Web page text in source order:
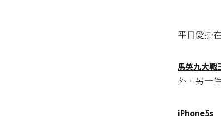
平日愛掛
馬英九大戰
外，另一
iPhone5s